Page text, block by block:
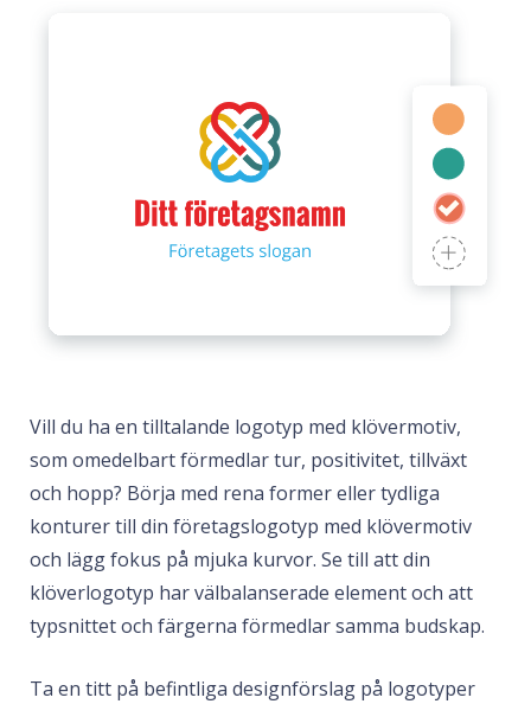
Vill du ha en tilltalande logotyp med klövermotiv,
som omedelbart förmedlar tur, positivitet, tillväxt
och hopp? Börja med rena former eller tydliga
konturer till din företagslogotyp med klövermotiv
och lägg fokus på mjuka kurvor. Se till att din
klöverlogotyp har välbalanserade element och att
typsnittet och färgerna förmedlar samma budskap.
Ta en titt på befintliga designförslag på logotyper